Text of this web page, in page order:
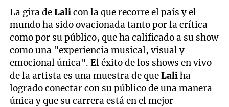
La gira deLalicon la que recorre el país y el
mundo ha sido ovacionada tanto por la crítica
como por su público, que ha calificado a su show
como una "experiencia musical, visual y
emocional única". El éxito de los shows en vivo
de la artista es una muestra de queLaliha
logrado conectar con su público de una manera
única y que su carrera está en el mejor